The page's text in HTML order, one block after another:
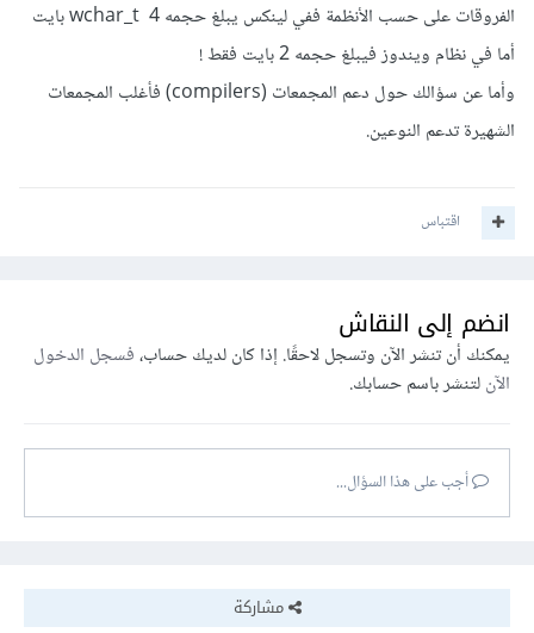
الفروقات على حسب الأنظمة ففي لينكس يبلغ حجمه wchar_t 4 بايت
أما في نظام ويندوز فيبلغ حجمه 2 بايت فقط !
وأما عن سؤالك حول دعم المجمعات (compilers) فأغلب المجمعات
الشهيرة تدعم النوعين.
اقتباس
انضم إلى النقاش
يمكنك أن تنشر الآن وتسجل لاحقًا. إذا كان لديك حساب،فسجل الدخول
الآنلتنشر باسم حسابك.
أجب على هذا السؤال...
مشاركة